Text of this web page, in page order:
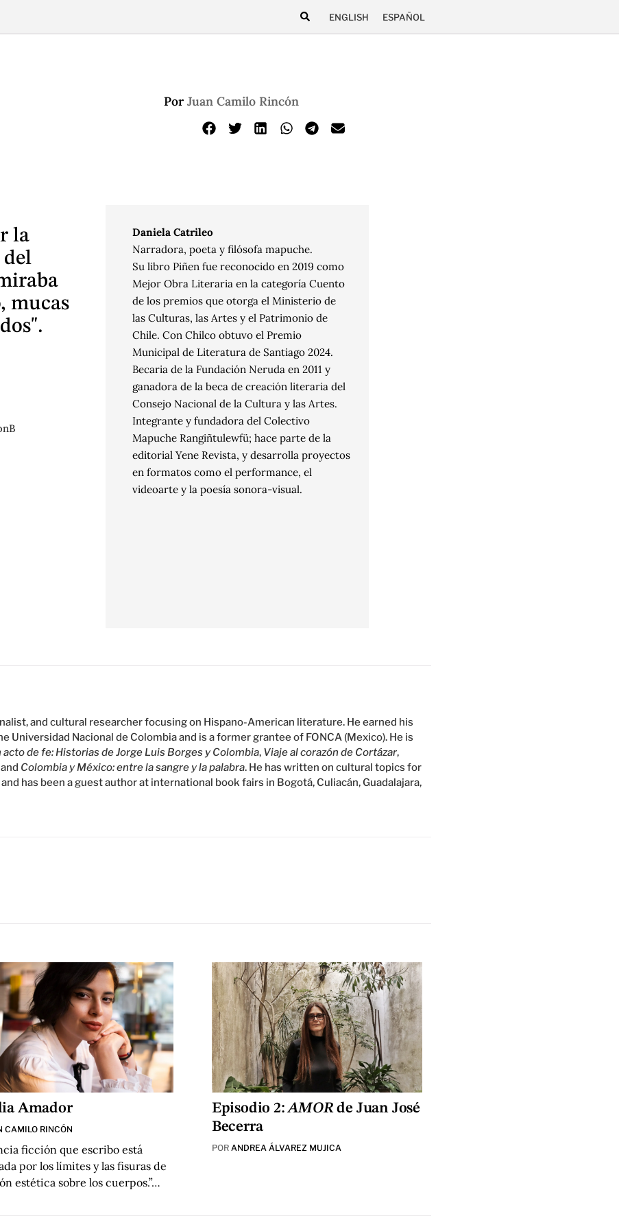
ENGLISH ESPAÑOL
Por Juan Camilo Rincón
la
mucas
Daniela Catrileo
Narradora, poeta y filósofa mapuche.
Su libro Piñen fue reconocido en 2019 como
Mejor Obra Literaria en la categoría Cuento
de los premios que otorga el Ministerio de
las Culturas, las Artes y el Patrimonio de
Chile. Con Chilco obtuvo el Premio
Municipal de Literatura de Santiago 2024.
Becaria de la Fundación Neruda en 2011 y
ganadora de la beca de creación literaria del
Consejo Nacional de la Cultura y las Artes.
Integrante y fundadora del Colectivo
Mapuche Rangiñtulewfü; hace parte de la
editorial Yene Revista, y desarrolla proyectos
en formatos como el performance, el
videoarte y la poesía sonora-visual.
and cultural researcher focusing on Hispano-American literature. He earned his
Universidad Nacional de Colombia and is a former grantee of FONCA (Mexico). He is
de fe: Historias de Jorge Luis Borges y Colombia, Viaje al corazón de Cortázar,
Colombia y México: entre la sangre y la palabra. He has written on cultural topics for
has been a guest author at international book fairs in Bogotá, Culiacán, Guadalajara,
Amador
CAMILO RINCÓN
ficción que escribo está
por los límites y las fisuras de
estética sobre los cuerpos.”…
Episodio 2:AMORde Juan José
Becerra
POR ANDREA ÁLVAREZ MUJICA